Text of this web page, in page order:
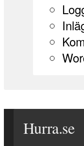
Hurra.se